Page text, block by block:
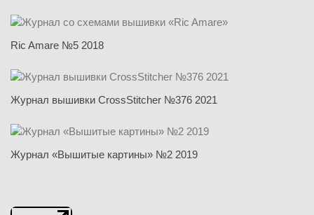
Ric Amare №5 2018
Журнал вышивки CrossStitcher №376 2021
Журнал «Вышитые картины» №2 2019